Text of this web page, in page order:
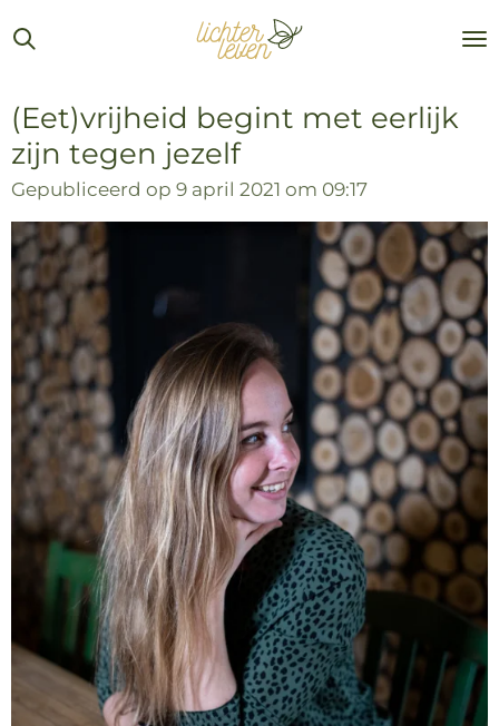
Ga
direct
de
hoofdinhoud
(Eet)vrijheid begint met eerlijk
zijn tegen jezelf
Gepubliceerd op 9 april 2021 om 09:17